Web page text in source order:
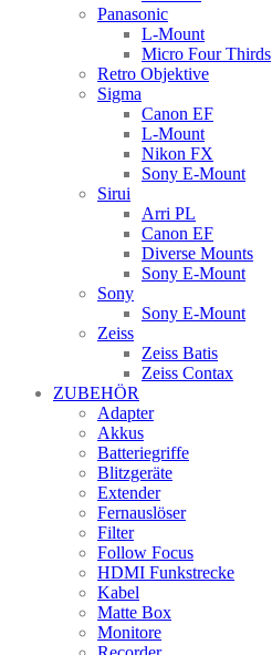
Panasonic
L-Mount
Micro Four Thirds
Retro Objektive
Sigma
Canon EF
L-Mount
Nikon FX
Sony E-Mount
Sirui
Arri PL
Canon EF
Diverse Mounts
Sony E-Mount
Sony
Sony E-Mount
Zeiss
Zeiss Batis
Zeiss Contax
ZUBEHÖR
Adapter
Akkus
Batteriegriffe
Blitzgeräte
Extender
Fernauslöser
Filter
Follow Focus
HDMI Funkstrecke
Kabel
Matte Box
Monitore